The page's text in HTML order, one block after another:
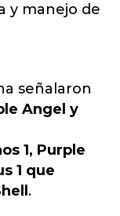
y manejo de
señalaron
Angel y
1, Purple
1 que
.